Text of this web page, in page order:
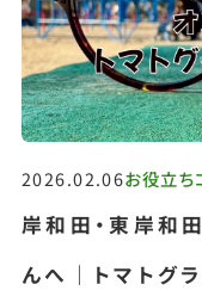
2026.02.06お役立ち
岸和田・東岸和
んへ｜トマトグ